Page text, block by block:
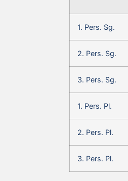
1. Pers. Sg.
2. Pers. Sg.
3. Pers. Sg.
1. Pers. Pl.
2. Pers. Pl.
3. Pers. Pl.